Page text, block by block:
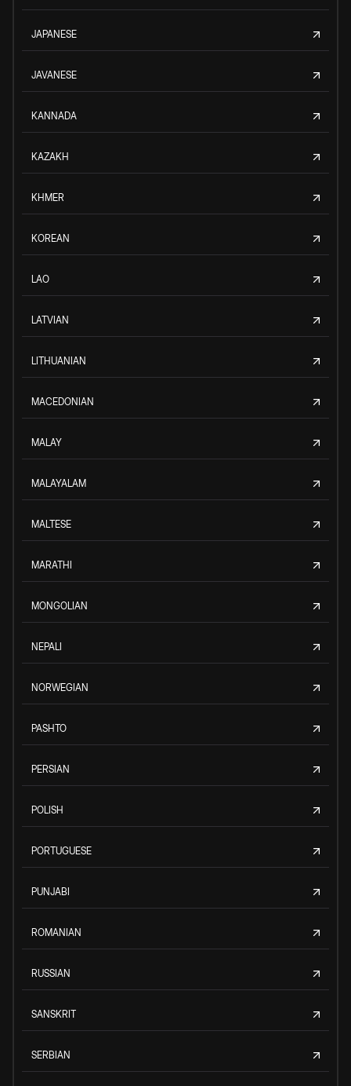
JAPANESE
JAVANESE
KANNADA
KAZAKH
KHMER
KOREAN
LAO
LATVIAN
LITHUANIAN
MACEDONIAN
MALAY
MALAYALAM
MALTESE
MARATHI
MONGOLIAN
NEPALI
NORWEGIAN
PASHTO
PERSIAN
POLISH
PORTUGUESE
PUNJABI
ROMANIAN
RUSSIAN
SANSKRIT
SERBIAN